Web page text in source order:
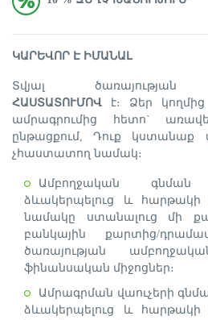
ԿԱՐԵՎՈՐ Է ԻՄԱՆԱԼ
Տվյալ ծառայության
ՀԱՍՏԱՏՈՒՄՈՎ է։ Ձեր
ամրագրումից հետո`
ընթացքում, Դուք
չհաստատող նամակ։
Ամբողջական գնման
ձևակերպելուց և
նամակը ստանալուց մի
բանկային քարտից/
ծառայության
ֆինանսական միջոցներ։
Ամրագրման վաուչերի
ձևակերպելուց և